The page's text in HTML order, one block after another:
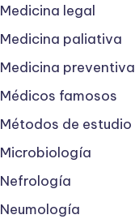
Medicina legal
Medicina paliativa
Medicina preventiva
Médicos famosos
Métodos de estudio
Microbiología
Nefrología
Neumología